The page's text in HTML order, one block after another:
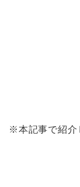
※本記事で紹介